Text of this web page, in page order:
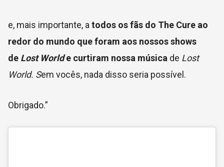
e, mais importante, a todos os fãs do The Cure ao
redor do mundo que foram aos nossos shows
de Lost Worlde curtiram nossa música de Lost
World. Sem vocês, nada disso seria possível.
Obrigado.”